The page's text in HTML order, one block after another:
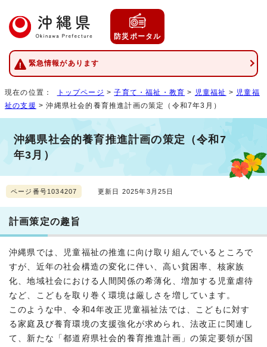
防災ポータル
緊急情報があります
現在の位置： トップページ >子育て・福祉・教育 > 児童福祉 > 児童福
祉の支援 > 沖縄県社会的養育推進計画の策定（令和7年3月）
沖縄県社会的養育推進計画の策定（令和7
年3月）
ページ番号1034207 更新日 2025年3月25日
計画策定の趣旨
沖縄県では、児童福祉の推進に向け取り組んでいるところで
すが、近年の社会構造の変化に伴い、高い貧困率、核家族
化、地域社会における人間関係の希薄化、増加する児童虐待
など、こどもを取り巻く環境は厳しさを増しています。
このような中、令和4年改正児童福祉法では、こどもに対す
る家庭及び養育環境の支援強化が求められ、法改正に関連し
て、新たな「都道府県社会的養育推進計画」の策定要領が国